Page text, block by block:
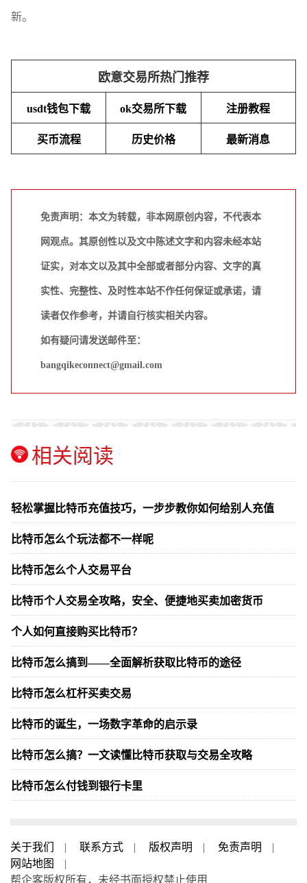
新。
欧意交易所热门推荐
usdt钱包下载 ok交易所下载 注册教程
买币流程 历史价格 最新消息
免责声明：本文为转载，非本网原创内容，不代表本
网观点。其原创性以及文中陈述文字和内容未经本站
证实，对本文以及其中全部或者部分内容、文字的真
实性、完整性、及时性本站不作任何保证或承诺，请
读者仅作参考，并请自行核实相关内容。
如有疑问请发送邮件至：
bangqikeconnect@gmail.com
相关阅读
轻松掌握比特币充值技巧，一步步教你如何给别人充值
比特币怎么个玩法都不一样呢
比特币怎么个人交易平台
比特币个人交易全攻略，安全、便捷地买卖加密货币
个人如何直接购买比特币？
比特币怎么搞到——全面解析获取比特币的途径
比特币怎么杠杆买卖交易
比特币的诞生，一场数字革命的启示录
比特币怎么搞？一文读懂比特币获取与交易全攻略
比特币怎么付钱到银行卡里
关于我们 | 联系方式 | 版权声明 | 免责声明
|
网站地图
|
帮企客版权所有，未经书面授权禁止使用